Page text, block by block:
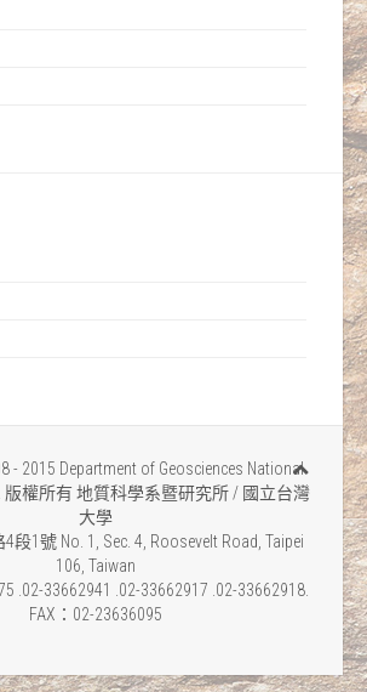
- 2015 Department of Geosciences National
版權所有 地質科學系暨研究所 / 國立台灣
大學
1號 No. 1, Sec. 4, Roosevelt Road, Taipei
106, Taiwan
.02-33662941 .02-33662917 .02-33662918.
FAX：02-23636095